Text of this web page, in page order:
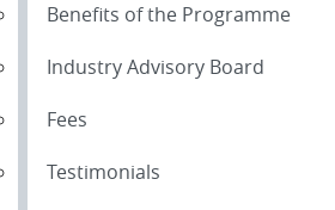
Benefits of the Programme
Industry Advisory Board
Fees
Testimonials